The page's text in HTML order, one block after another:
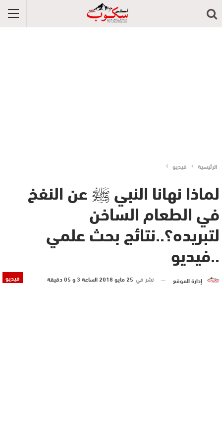
الرئيسية فيديو
لماذا نهانا النبي ﷺ عن النفخ
في الطعام الساخن
لتبريده؟..نتائج بحث علمي
..فيديو
فيديو إدارة الموقع نشر في 25 مايو 2018 الساعة 3 و 05 دقيقة